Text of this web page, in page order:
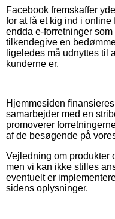
Facebook fremskaffer
for at få et kig ind i
endda e-forretninger
tilkendegive en
ligeledes må udnyttes til
kunderne er.
Hjemmesiden
samarbejder med en
promoverer
af de besøgende på
Vejledning om produkter
men vi kan ikke stilles
eventuelt er
sidens oplysninger.